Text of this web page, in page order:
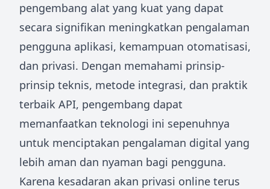
pengembang alat yang kuat yang dapat
secara signifikan meningkatkan pengalaman
pengguna aplikasi, kemampuan otomatisasi,
dan privasi. Dengan memahami prinsip-
prinsip teknis, metode integrasi, dan praktik
terbaik API, pengembang dapat
memanfaatkan teknologi ini sepenuhnya
untuk menciptakan pengalaman digital yang
lebih aman dan nyaman bagi pengguna.
Karena kesadaran akan privasi online terus